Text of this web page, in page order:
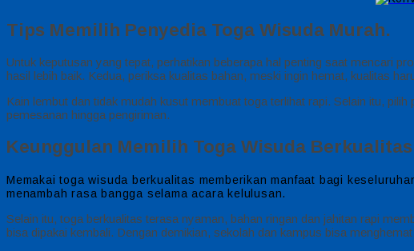
Tips Memilih Penyedia Toga Wisuda Murah.
Untuk keputusan yang tepat, perhatikan beberapa hal penting saat mencari
hasil lebih baik. Kedua, periksa kualitas bahan, meski ingin hemat, kualitas
Kain lembut dan tidak mudah kusut membuat toga terlihat rapi. Selain itu,
pemesanan hingga pengiriman.
Keunggulan Memilih Toga Wisuda
Memakai toga wisuda berkualitas memberikan manfaat bagi
menambah rasa bangga selama acara kelulusan.
Selain itu, toga berkualitas terasa nyaman, bahan ringan dan jahitan rapi
bisa dipakai kembali. Dengan demikian, sekolah dan kampus bisa